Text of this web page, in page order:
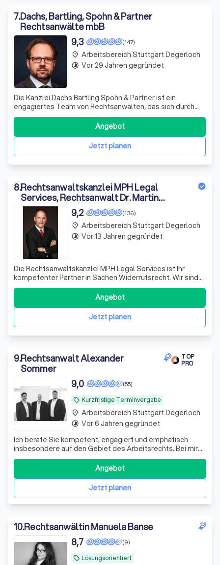
7.Dachs, Bartling, Spohn & Partner
Rechtsanwälte mbB
(147)
9,3
Die Kanzlei Dachs Bartling Spohn & Partner ist ein
engagiertes Team von Rechtsanwälten, das sich durch
Expertise, Erfahrung und Engagement auszeichnet. Seit
1975 setzen wir uns erfolgreich für die Interessen unserer
Mandanten ein. Unser breites Fachwissen ermöglicht es
uns, individuelle Strategien zJetzt planen
Angebot
place Arbeitsbereich Stuttgart Degerloch
timelapse Vor 29 Jahren gegründet
8.Rechtsanwaltskanzlei MPH Legal
Services, Rechtsanwalt Dr. Martin
Heinzelmann, LL.M.
(136)
9,2
Die Rechtsanwaltskanzlei MPH Legal Services ist Ihr
kompetenter Partner in Sachen Widerrufsrecht. Wir sind
spezialisiert auf die Bereiche Baudarlehen, Autodarlehen
und sonstige Verbraucherdarlehen. Unsere Expertise
erstreckt sich jedoch nicht nur auf das Widerrufsrecht. Wir
betreuen und vertreten SiJetzt planen
Angebot
place Arbeitsbereich Stuttgart Degerloch
timelapse Vor 13 Jahren gegründet
9.Rechtsanwalt Alexander
Sommer
TOP
PRO
local_offer Kurzfristige Terminvergabe
(55)
9,0
Ich berate Sie kompetent, engagiert und emphatisch
insbesondere auf den Gebiet des Arbeitsrechts. Bei mir
erhalten Sie schnell einen Termin für ein Erstgespräch,
dieses kann auch telefonisch oder virtuell stattfinden.
Jetzt planen
Angebot
place Arbeitsbereich Stuttgart Degerloch
timelapse Vor 6 Jahren gegründet
10.Rechtsanwältin Manuela Banse
local_offer Lösungsorientiert
(9)
8,7